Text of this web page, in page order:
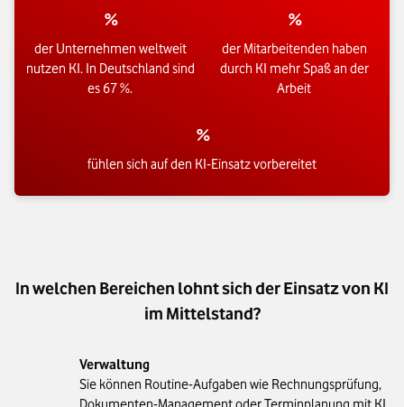
%
der Unternehmen weltweit
nutzen KI. In Deutschland sind
es 67 %.
%
der Mitarbeitenden haben
durch KI mehr Spaß an der
Arbeit
%
fühlen sich auf den KI-Einsatz vorbereitet
In welchen Bereichen lohnt sich der Einsatz von KI
im Mittelstand?
Verwaltung
Sie können Routine-Aufgaben wie Rechnungsprüfung,